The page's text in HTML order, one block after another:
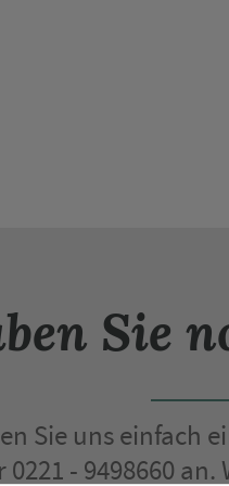
Sie
Sie uns einfach
- 9498660